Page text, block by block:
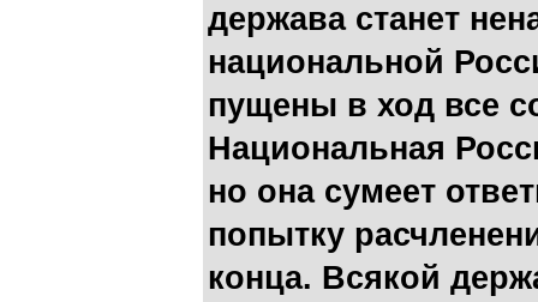
держава станет
национальной
пущены в ход все
Национальная
но она сумеет
попытку
конца. Всякой